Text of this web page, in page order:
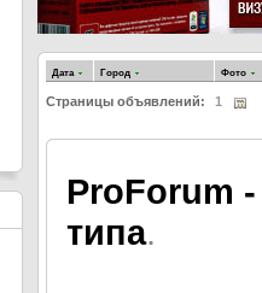
Дата Город Фото
Страницы объявлений: 1
ProForum
типа.